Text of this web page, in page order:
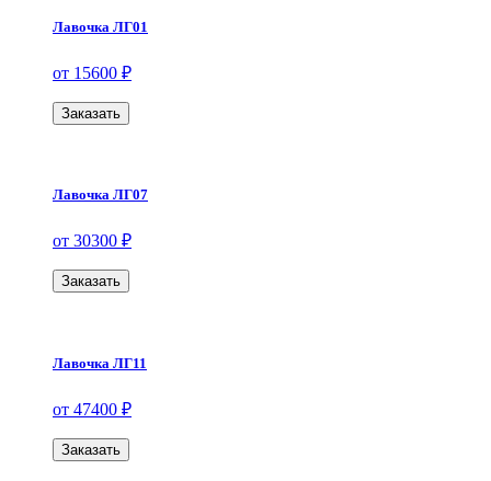
Лавочка ЛГ01
от 15600 ₽
Заказать
Лавочка ЛГ07
от 30300 ₽
Заказать
Лавочка ЛГ11
от 47400 ₽
Заказать